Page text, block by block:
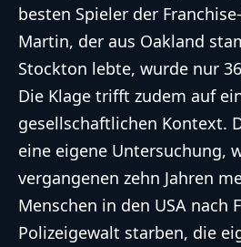
besten Spieler der
Martin, der aus Oakland
Stockton lebte, wurde nur
Die Klage trifft zudem auf
gesellschaftlichen Kontext.
eine eigene Untersuchung,
vergangenen zehn Jahren
Menschen in den USA nach
Polizeigewalt starben, die